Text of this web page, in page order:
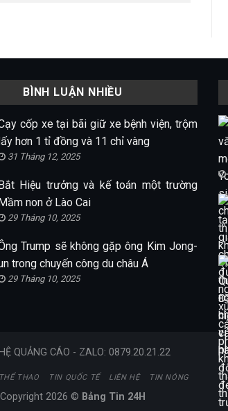
BÌNH LUẬN NHIỀU
cốp xe tại bãi giữ xe bệnh viện, trộm
lấy hơn 1 tỉ đồng và 11 chỉ vàng
31 Tháng 12, 2025
Hiệu trưởng và kế toán một trường
non ở Lào Cai
29 Tháng 10, 2025
Trump sẽ không gặp ông Kim Jong-
trong chuyến công du châu Á
29 Tháng 10, 2025
QUẢNG CÁO - ZALO: 0879.20.21.22
THỂ THAO TIN QUỐC TẾ LIÊN HỆ TIN NÓNG
Copyright 2026 © Bảng Tin 24H